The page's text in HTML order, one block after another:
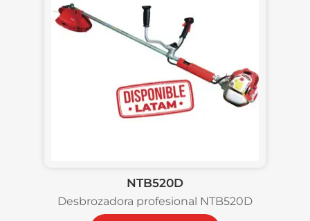
NTB520D
Desbrozadora profesional NTB520D